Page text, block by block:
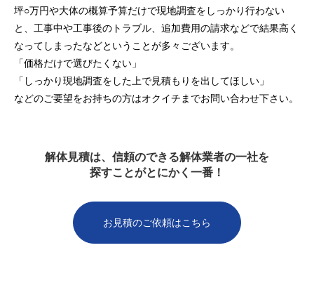
坪○万円や大体の概算予算だけで現地調査をしっかり行わない
と、工事中や工事後のトラブル、追加費用の請求などで結果高く
なってしまったなどということが多々ございます。
「価格だけで選びたくない」
「しっかり現地調査をした上で見積もりを出してほしい」
などのご要望をお持ちの方はオクイチまでお問い合わせ下さい。
解体見積は、信頼のできる解体業者の一社を
探すことがとにかく一番！
お見積のご依頼はこちら